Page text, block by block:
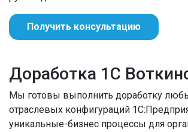
Получить консультацию
Доработка 1С
Мы готовы выполнить доработку
отраслевых конфигураций
уникальные-бизнес процессы для